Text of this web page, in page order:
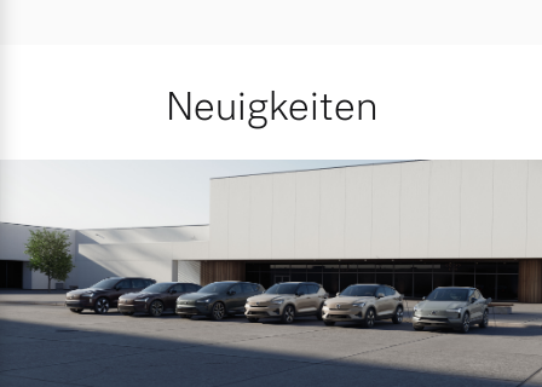
Neuigkeiten